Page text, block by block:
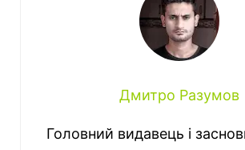
Дмитро Разумов
Головний видавець і